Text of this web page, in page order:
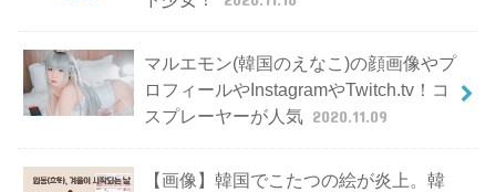
マルエモン(韓国のえなこ)の顔画像やプ
ロフィールやInstagramやTwitch.tv！コ
スプレーヤーが人気 2020.11.09
【画像】韓国でこたつの絵が炎上。韓